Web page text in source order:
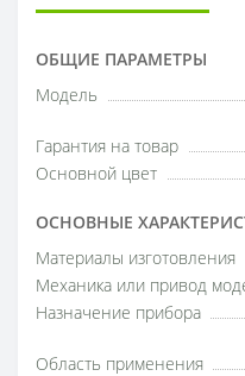
ОБЩИЕ ПАРАМЕТРЫ
Модель
Гарантия на товар
Основной цвет
ОСНОВНЫЕ
Материалы изготовления
Механика или привод
Назначение прибора
Область применения